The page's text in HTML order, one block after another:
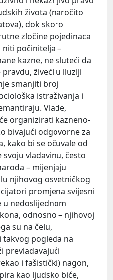
života (naročito
dok skoro
zločine pojedinaca
niti počinitelja –
kazne, ne sluteći da
živeći u iluziji
smanjiti broj
istraživanja i
Vlade,
organizirati kazneno-
bivajući odgovorne za
kako bi se očuvale od
vladavinu, često
– mijenjaju
njihovog osvetničkog
promjena svijesni
u nedoslijednom
odnosno – njihovoj
su na čelu,
takvog pogleda na
prevladavajući
i fašistički) nagon,
kao ljudsko biće,